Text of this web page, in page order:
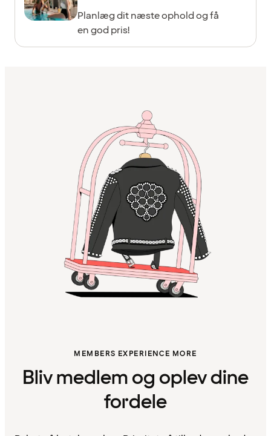
Planlæg dit næste ophold og få
en god pris!
MEMBERS EXPERIENCE MORE
Bliv medlem og oplev dine
fordele